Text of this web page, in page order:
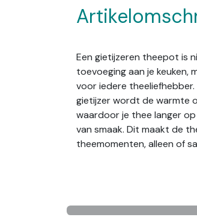
Een gietijzeren theepot is
toevoeging aan je keuken,
voor iedere
gietijzer wordt de warmte
waardoor je thee langer
van smaak. Dit maakt de
theemomenten, alleen of